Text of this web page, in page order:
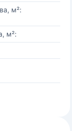
м²:
м²: